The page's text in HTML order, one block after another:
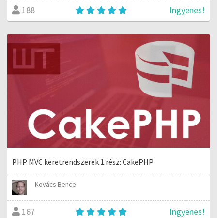
188 Ingyenes!
PHP MVC keretrendszerek 1.rész: CakePHP
Kovács Bence
167 Ingyenes!